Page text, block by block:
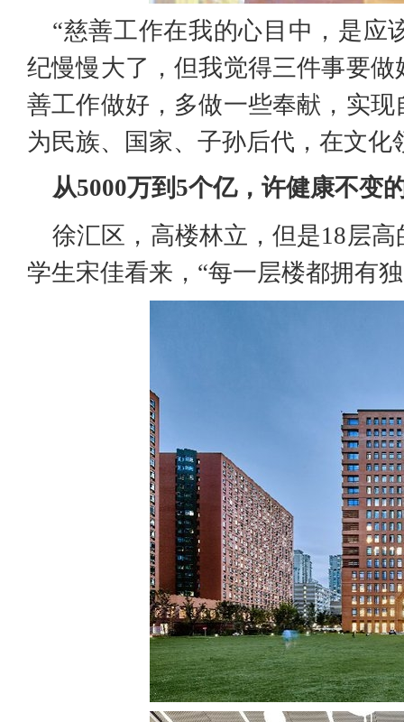
“慈善工作在我的心目中，是应
纪慢慢大了，但我觉得三件事要
善工作做好，多做一些奉献，实
为民族、国家、子孙后代，在文化
从5000万到5个亿，许健康不变
徐汇区，高楼林立，但是18层
学生宋佳看来，“每一层楼都拥有